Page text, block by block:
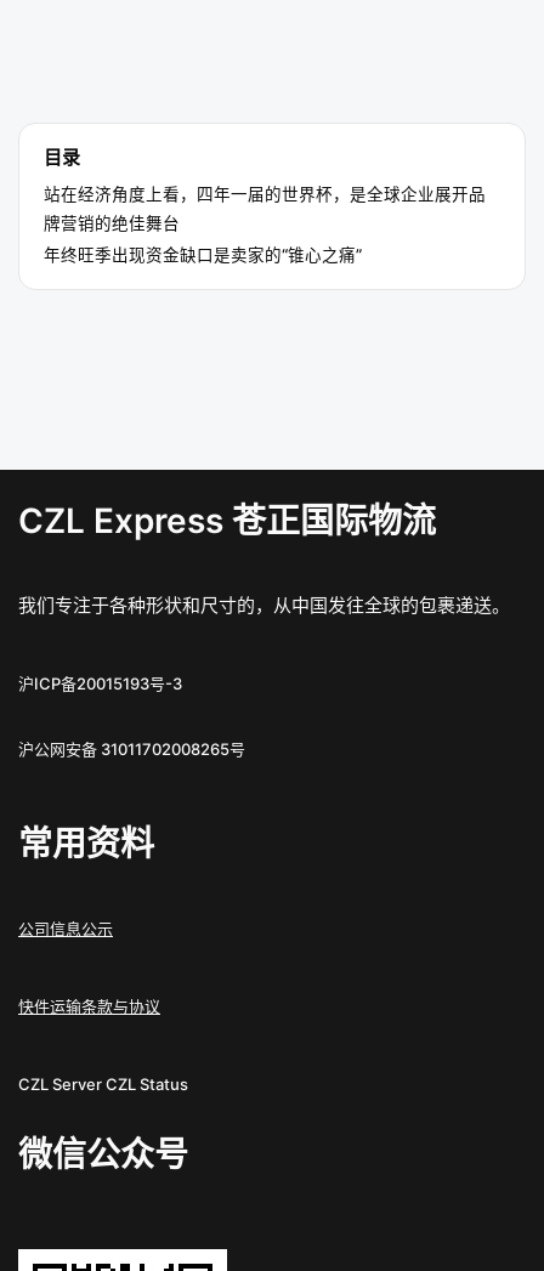
目录
站在经济角度上看，四年一届的世界杯，是全球企业展开品
牌营销的绝佳舞台
年终旺季出现资金缺口是卖家的“锥心之痛”
CZL Express 苍正国际物流
我们专注于各种形状和尺寸的，从中国发往全球的包裹递送。
沪ICP备20015193号-3
沪公网安备 31011702008265号
常用资料
公司信息公示
快件运输条款与协议
CZL ServerCZL Status
微信公众号